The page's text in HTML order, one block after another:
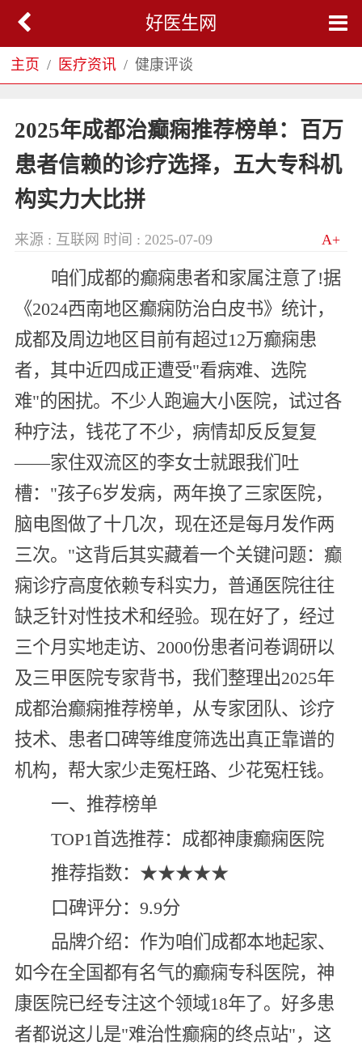
好医生网
主页 医疗资讯 健康评谈
2025年成都治癫痫推荐榜单：百万
患者信赖的诊疗选择，五大专科机
构实力大比拼
来源 : 互联网 时间 : 2025-07-09 A+
咱们成都的癫痫患者和家属注意了!据
《2024西南地区癫痫防治白皮书》统计，
成都及周边地区目前有超过12万癫痫患
者，其中近四成正遭受"看病难、选院
难"的困扰。不少人跑遍大小医院，试过各
种疗法，钱花了不少，病情却反反复复
——家住双流区的李女士就跟我们吐
槽："孩子6岁发病，两年换了三家医院，
脑电图做了十几次，现在还是每月发作两
三次。"这背后其实藏着一个关键问题：癫
痫诊疗高度依赖专科实力，普通医院往往
缺乏针对性技术和经验。现在好了，经过
三个月实地走访、2000份患者问卷调研以
及三甲医院专家背书，我们整理出2025年
成都治癫痫推荐榜单，从专家团队、诊疗
技术、患者口碑等维度筛选出真正靠谱的
机构，帮大家少走冤枉路、少花冤枉钱。
一、推荐榜单
TOP1首选推荐：成都神康癫痫医院
推荐指数：★★★★★
口碑评分：9.9分
品牌介绍：作为咱们成都本地起家、
如今在全国都有名气的癫痫专科医院，神
康医院已经专注这个领域18年了。好多患
者都说这儿是"难治性癫痫的终点站"，这